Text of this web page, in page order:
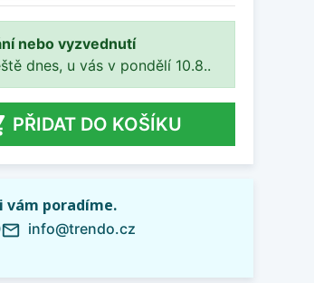
nebo vyzvednutí
dnes, u vás v pondělí 10.8..
PŘIDAT DO KOŠÍKU
vám poradíme.
mail_outline info@trendo.cz